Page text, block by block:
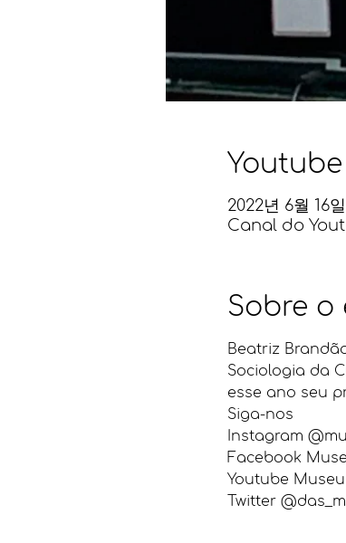
2022년 6월 16
Canal do
Sobre o
Beatriz
Sociologia da
esse ano seu
Siga-nos
Instagram
Facebook
Youtube
Twitter